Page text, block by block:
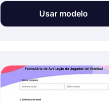
trabalham com sua
uma maneira exatamente
possível criar o formulário
avaliação de fornecedores
Usar modelo